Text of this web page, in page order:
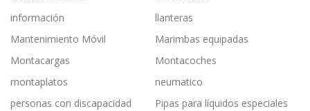
información
llanteras
Mantenimiento Móvil
Marimbas equipadas
Montacargas
Montacoches
montaplatos
neumatico
personas con discapacidad
Pipas para líquidos especiales